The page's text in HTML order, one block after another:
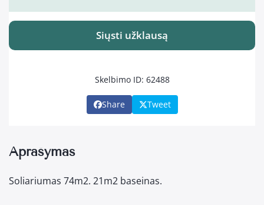
Siųsti užklausą
Skelbimo ID: 62488
Share Tweet
Aprašymas
Soliariumas 74m2. 21m2 baseinas.